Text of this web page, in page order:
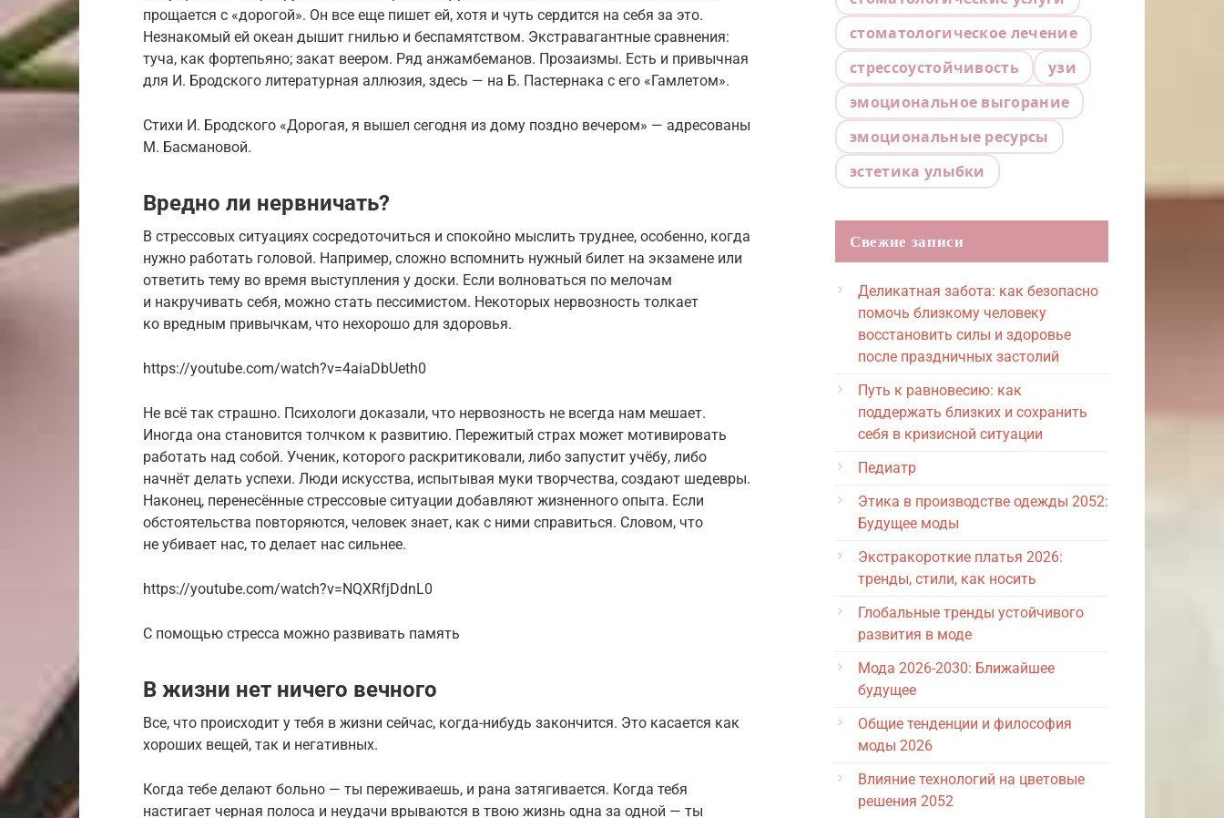
прощается с «дорогой». Он все еще пишет ей, хотя и чуть сердится на себя за это.
Незнакомый ей океан дышит гнилью и беспамятством. Экстравагантные сравнения:
туча, как фортепьяно; закат веером. Ряд анжамбеманов. Прозаизмы. Есть и привычная
для И. Бродского литературная аллюзия, здесь — на Б. Пастернака с его «Гамлетом».
Стихи И. Бродского «Дорогая, я вышел сегодня из дому поздно вечером» — адресованы
М. Басмановой.
Вредно ли нервничать?
В стрессовых ситуациях сосредоточиться и спокойно мыслить труднее, особенно, когда
нужно работать головой. Например, сложно вспомнить нужный билет на экзамене или
ответить тему во время выступления у доски. Если волноваться по мелочам
и накручивать себя, можно стать пессимистом. Некоторых нервозность толкает
ко вредным привычкам, что нехорошо для здоровья.
https://youtube.com/watch?v=4aiaDbUeth0
Не всё так страшно. Психологи доказали, что нервозность не всегда нам мешает.
Иногда она становится толчком к развитию. Пережитый страх может мотивировать
работать над собой. Ученик, которого раскритиковали, либо запустит учёбу, либо
начнёт делать успехи. Люди искусства, испытывая муки творчества, создают шедевры.
Наконец, перенесённые стрессовые ситуации добавляют жизненного опыта. Если
обстоятельства повторяются, человек знает, как с ними справиться. Словом, что
не убивает нас, то делает нас сильнее.
https://youtube.com/watch?v=NQXRfjDdnL0
С помощью стресса можно развивать память
В жизни нет ничего вечного
Все, что происходит у тебя в жизни сейчас, когда-нибудь закончится. Это касается как
хороших вещей, так и негативных.
Когда тебе делают больно — ты переживаешь, и рана затягивается. Когда тебя
настигает черная полоса и неудачи врываются в твою жизнь одна за одной — ты
стоматологическое лечение
стрессоустойчивость
узи
эмоциональное выгорание
эмоциональные ресурсы
эстетика улыбки
Свежие записи
Деликатная забота: как безопасно
помочь близкому человеку
восстановить силы и здоровье
после праздничных застолий
Путь к равновесию: как
поддержать близких и сохранить
себя в кризисной ситуации
Педиатр
Этика в производстве одежды 2052:
Будущее моды
Экстракороткие платья 2026:
тренды, стили, как носить
Глобальные тренды устойчивого
развития в моде
Мода 2026-2030: Ближайшее
будущее
Общие тенденции и философия
моды 2026
Влияние технологий на цветовые
решения 2052